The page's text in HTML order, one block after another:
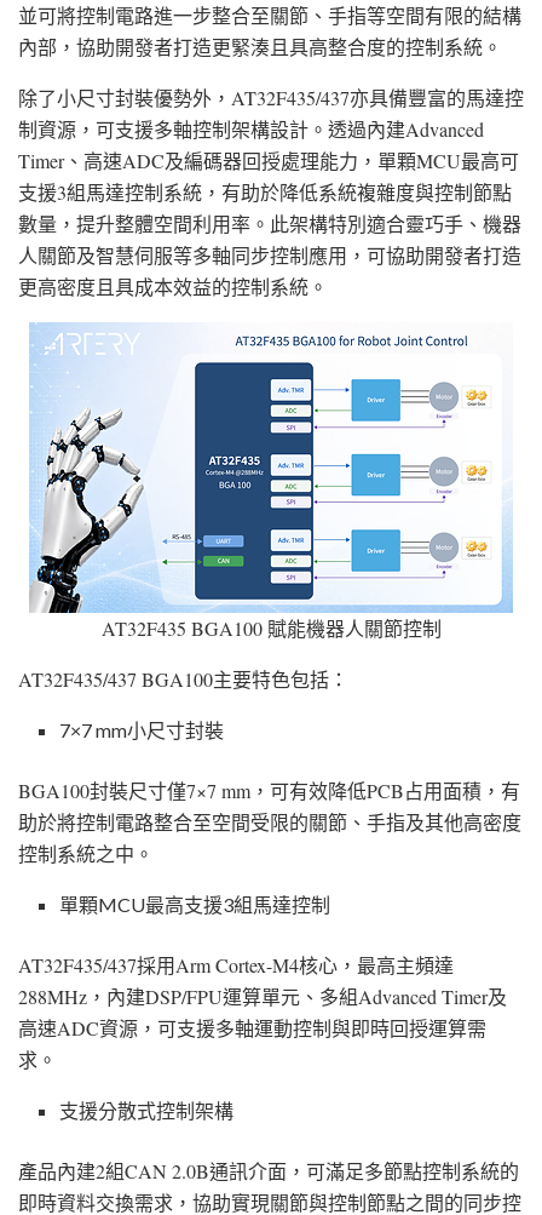
並可將控制電路進一步整合至關節、手指等空間有限的結構
內部，協助開發者打造更緊湊且具高整合度的控制系統。
除了小尺寸封裝優勢外，AT32F435/437亦具備豐富的馬達控
制資源，可支援多軸控制架構設計。透過內建Advanced
Timer、高速ADC及編碼器回授處理能力，單顆MCU最高可
支援3組馬達控制系統，有助於降低系統複雜度與控制節點
數量，提升整體空間利用率。此架構特別適合靈巧手、機器
人關節及智慧伺服等多軸同步控制應用，可協助開發者打造
更高密度且具成本效益的控制系統。
AT32F435 BGA100 賦能機器人關節控制
AT32F435/437 BGA100主要特色包括：
7×7 mm小尺寸封裝
BGA100封裝尺寸僅7×7 mm，可有效降低PCB占用面積，有
助於將控制電路整合至空間受限的關節、手指及其他高密度
控制系統之中。
單顆MCU最高支援3組馬達控制
AT32F435/437採用Arm Cortex-M4核心，最高主頻達
288MHz，內建DSP/FPU運算單元、多組Advanced Timer及
高速ADC資源，可支援多軸運動控制與即時回授運算需
求。
支援分散式控制架構
產品內建2組CAN 2.0B通訊介面，可滿足多節點控制系統的
即時資料交換需求，協助實現關節與控制節點之間的同步控